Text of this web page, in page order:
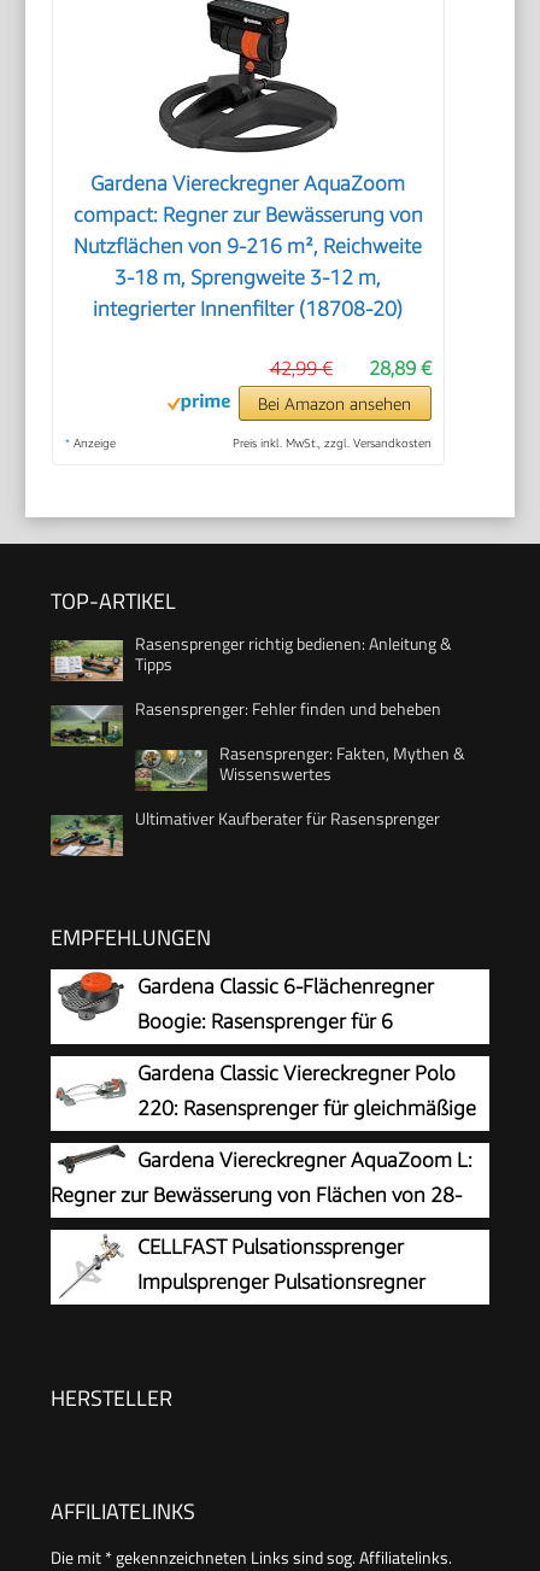
Gardena Viereckregner AquaZoom
compact: Regner zur Bewässerung von
Nutzflächen von 9-216 m², Reichweite
3-18 m, Sprengweite 3-12 m,
integrierter Innenfilter (18708-20)
28,89 €
42,99 €
Bei Amazon ansehen
* Anzeige Preis inkl. MwSt., zzgl. Versandkosten
TOP-ARTIKEL
Rasensprenger richtig bedienen: Anleitung &
Tipps
Rasensprenger: Fehler finden und beheben
Rasensprenger: Fakten, Mythen &
Wissenswertes
Ultimativer Kaufberater für Rasensprenger
EMPFEHLUNGEN
Gardena Classic 6-Flächenregner
Boogie: Rasensprenger für 6
Verschiedene Flächenformen (Kreis, Halbkreis,
Quadrat, Rechteck, Ellipse, Punktstrahl), einfache
Bedienung, sicherer Stand (2073-20)
Gardena Classic Viereckregner Polo
220: Rasensprenger für gleichmäßige
Flächenbewässerung von 90 -220 m²,
Reichweite 7-17 m, Sprengweite max. 13 m,
wartungsfrei dank Edelstahl-Schmutzsieb (2082-
Gardena Viereckregner AquaZoom L:
Regner zur Bewässerung von Flächen von 28-
350 m², Reichweite 7-21 m, Sprengweite 4-17
m, integrierter Metallfilter (18714-88)
CELLFAST Pulsationssprenger
Impulsprenger Pulsationsregner
Pflanzen Stufenregulierung Lux Ideal
HERSTELLER
AFFILIATELINKS
Die mit * gekennzeichneten Links sind sog. Affiliatelinks.